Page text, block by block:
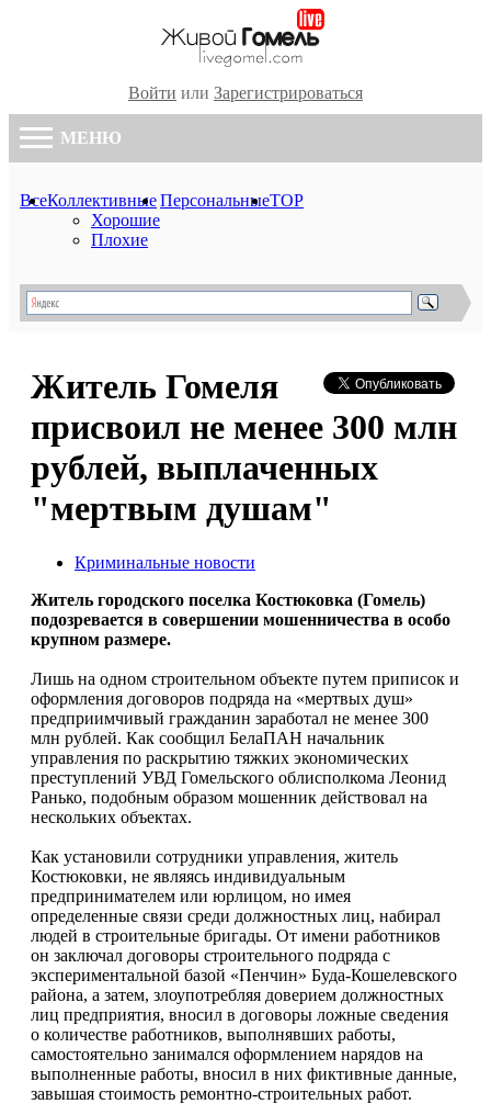
Войти или Зарегистрироваться
МЕНЮ
ВсеКоллективные
Хорошие
Плохие
ПерсональныеTOP
Житель Гомеля
присвоил не менее 300 млн
рублей, выплаченных
"мертвым душам"
Криминальные новости
Житель городского поселка Костюковка (Гомель)
подозревается в совершении мошенничества в особо
крупном размере.
Лишь на одном строительном объекте путем приписок и
оформления договоров подряда на «мертвых душ»
предприимчивый гражданин заработал не менее 300
млн рублей. Как сообщил БелаПАН начальник
управления по раскрытию тяжких экономических
преступлений УВД Гомельского облисполкома Леонид
Ранько, подобным образом мошенник действовал на
нескольких объектах.
Как установили сотрудники управления, житель
Костюковки, не являясь индивидуальным
предпринимателем или юрлицом, но имея
определенные связи среди должностных лиц, набирал
людей в строительные бригады. От имени работников
он заключал договоры строительного подряда с
экспериментальной базой «Пенчин» Буда-Кошелевского
района, а затем, злоупотребляя доверием должностных
лиц предприятия, вносил в договоры ложные сведения
о количестве работников, выполнявших работы,
самостоятельно занимался оформлением нарядов на
выполненные работы, вносил в них фиктивные данные,
завышая стоимость ремонтно-строительных работ.